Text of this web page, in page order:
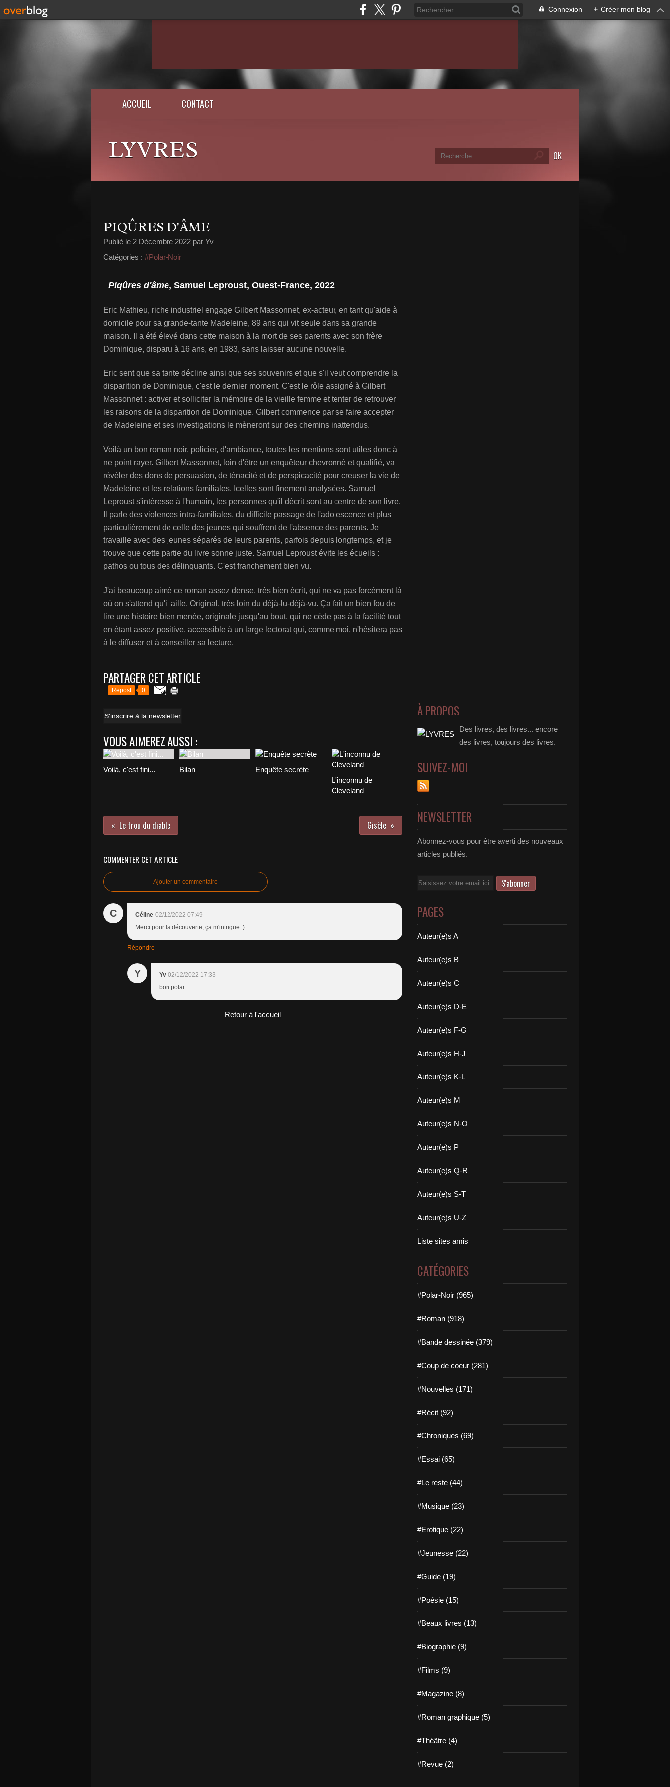
Connexion + Créer mon blog
ACCUEIL CONTACT
LYVRES
PIQÛRES D'ÂME
Publié le 2 Décembre 2022 par Yv
Catégories : #Polar-Noir
Piqûres d'âme, Samuel Leproust, Ouest-France, 2022
Eric Mathieu, riche industriel engage Gilbert Massonnet, ex-acteur, en tant qu'aide à
domicile pour sa grande-tante Madeleine, 89 ans qui vit seule dans sa grande
maison. Il a été élevé dans cette maison à la mort de ses parents avec son frère
Dominique, disparu à 16 ans, en 1983, sans laisser aucune nouvelle.
Eric sent que sa tante décline ainsi que ses souvenirs et que s'il veut comprendre la
disparition de Dominique, c'est le dernier moment. C'est le rôle assigné à Gilbert
Massonnet : activer et solliciter la mémoire de la vieille femme et tenter de retrouver
les raisons de la disparition de Dominique. Gilbert commence par se faire accepter
de Madeleine et ses investigations le mèneront sur des chemins inattendus.
Voilà un bon roman noir, policier, d'ambiance, toutes les mentions sont utiles donc à
ne point rayer. Gilbert Massonnet, loin d'être un enquêteur chevronné et qualifié, va
révéler des dons de persuasion, de ténacité et de perspicacité pour creuser la vie de
Madeleine et les relations familiales. Icelles sont finement analysées. Samuel
Leproust s'intéresse à l'humain, les personnes qu'il décrit sont au centre de son livre.
Il parle des violences intra-familiales, du difficile passage de l'adolescence et plus
particulièrement de celle des jeunes qui souffrent de l'absence des parents. Je
travaille avec des jeunes séparés de leurs parents, parfois depuis longtemps, et je
trouve que cette partie du livre sonne juste. Samuel Leproust évite les écueils :
pathos ou tous des délinquants. C'est franchement bien vu.
J'ai beaucoup aimé ce roman assez dense, très bien écrit, qui ne va pas forcément là
où on s'attend qu'il aille. Original, très loin du déjà-lu-déjà-vu. Ça fait un bien fou de
lire une histoire bien menée, originale jusqu'au bout, qui ne cède pas à la facilité tout
en étant assez positive, accessible à un large lectorat qui, comme moi, n'hésitera pas
à le diffuser et à conseiller sa lecture.
PARTAGER CET ARTICLE
Repost 0
S'inscrire à la newsletter
VOUS AIMEREZ AUSSI :
Voilà, c'est fini... Bilan
Enquête secrète
L'inconnu de
Cleveland
Le trou du diable Gisèle
COMMENTER CET ARTICLE
Ajouter un commentaire
C Céline 02/12/2022 07:49
Merci pour la découverte, ça m'intrigue :)
Répondre
Y Yv 02/12/2022 17:33
bon polar
Retour à l'accueil
À PROPOS
Des livres, des livres... encore
des livres, toujours des livres.
SUIVEZ-MOI
NEWSLETTER
Abonnez-vous pour être averti des nouveaux
articles publiés.
Email
PAGES
Auteur(e)s A
Auteur(e)s B
Auteur(e)s C
Auteur(e)s D-E
Auteur(e)s F-G
Auteur(e)s H-J
Auteur(e)s K-L
Auteur(e)s M
Auteur(e)s N-O
Auteur(e)s P
Auteur(e)s Q-R
Auteur(e)s S-T
Auteur(e)s U-Z
Liste sites amis
CATÉGORIES
#Polar-Noir (965)
#Roman (918)
#Bande dessinée (379)
#Coup de coeur (281)
#Nouvelles (171)
#Récit (92)
#Chroniques (69)
#Essai (65)
#Le reste (44)
#Musique (23)
#Erotique (22)
#Jeunesse (22)
#Guide (19)
#Poésie (15)
#Beaux livres (13)
#Biographie (9)
#Films (9)
#Magazine (8)
#Roman graphique (5)
#Théâtre (4)
#Revue (2)